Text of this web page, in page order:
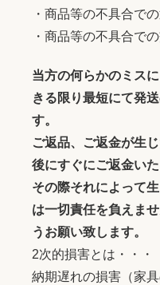
・商品等の不具合で
・商品等の不具合で
当方の何らかのミス
きる限り最短にて発
す。
ご返品、ご返金が生
後にすぐにご返金いた
その際それによって
は一切責任を負えま
うお願い致します。
2次的損害とは・・・
納期遅れの損害（家